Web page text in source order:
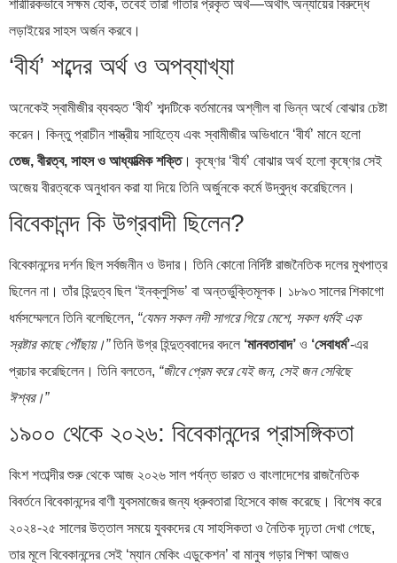
শারীরিকভাবে সক্ষম হোক, তবেই তারা গীতার প্রকৃত অর্থ—অর্থাৎ অন্যায়ের বিরুদ্ধে
লড়াইয়ের সাহস অর্জন করবে।
‘বীর্য’ শব্দের অর্থ ও অপব্যাখ্যা
অনেকেই স্বামীজীর ব্যবহৃত ‘বীর্য’ শব্দটিকে বর্তমানের অশ্লীল বা ভিন্ন অর্থে বোঝার চেষ্টা
করেন। কিন্তু প্রাচীন শাস্ত্রীয় সাহিত্যে এবং স্বামীজীর অভিধানে ‘বীর্য’ মানে হলো
তেজ, বীরত্ব, সাহস ও আধ্যাত্মিক শক্তি। কৃষ্ণের ‘বীর্য’ বোঝার অর্থ হলো কৃষ্ণের সেই
অজেয় বীরত্বকে অনুধাবন করা যা দিয়ে তিনি অর্জুনকে কর্মে উদ্বুদ্ধ করেছিলেন।
বিবেকানন্দ কি উগ্রবাদী ছিলেন?
বিবেকানন্দের দর্শন ছিল সর্বজনীন ও উদার। তিনি কোনো নির্দিষ্ট রাজনৈতিক দলের মুখপাত্র
ছিলেন না। তাঁর হিন্দুত্ব ছিল ‘ইনক্লুসিভ’ বা অন্তর্ভুক্তিমূলক। ১৮৯৩ সালের শিকাগো
ধর্মসম্মেলনে তিনি বলেছিলেন, “যেমন সকল নদী সাগরে গিয়ে মেশে, সকল ধর্মই এক
স্রষ্টার কাছে পৌঁছায়।”তিনি উগ্র হিন্দুত্ববাদের বদলে ‘মানবতাবাদ’ ও ‘সেবাধর্ম’-এর
প্রচার করেছিলেন। তিনি বলতেন, “জীবে প্রেম করে যেই জন, সেই জন সেবিছে
ঈশ্বর।”
১৯০০ থেকে ২০২৬: বিবেকানন্দের প্রাসঙ্গিকতা
বিংশ শতাব্দীর শুরু থেকে আজ ২০২৬ সাল পর্যন্ত ভারত ও বাংলাদেশের রাজনৈতিক
বিবর্তনে বিবেকানন্দের বাণী যুবসমাজের জন্য ধ্রুবতারা হিসেবে কাজ করেছে। বিশেষ করে
২০২৪-২৫ সালের উত্তাল সময়ে যুবকদের যে সাহসিকতা ও নৈতিক দৃঢ়তা দেখা গেছে,
তার মূলে বিবেকানন্দের সেই ‘ম্যান মেকিং এডুকেশন’ বা মানুষ গড়ার শিক্ষা আজও